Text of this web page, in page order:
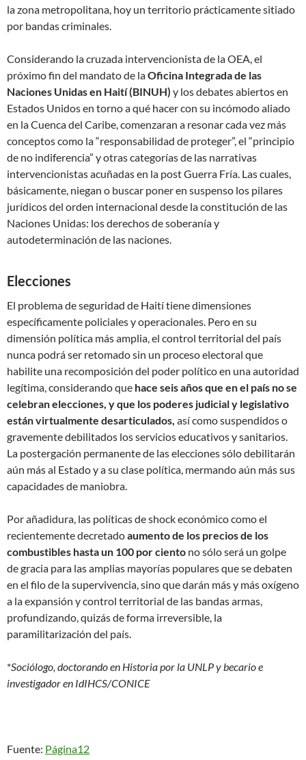
la zona metropolitana, hoy un territorio prácticamente sitiado
por bandas criminales.
Considerando la cruzada intervencionista de la OEA, el
próximo fin del mandato de laOficina Integrada de las
Naciones Unidas en Haití (BINUH) y los debates abiertos en
Estados Unidos en torno a qué hacer con su incómodo aliado
en la Cuenca del Caribe, comenzaran a resonar cada vez más
conceptos como la “responsabilidad de proteger”, el “principio
de no indiferencia” y otras categorías de las narrativas
intervencionistas acuñadas en la post Guerra Fría. Las cuales,
básicamente, niegan o buscar poner en suspenso los pilares
jurídicos del orden internacional desde la constitución de las
Naciones Unidas: los derechos de soberanía y
autodeterminación de las naciones.
Elecciones
El problema de seguridad de Haití tiene dimensiones
específicamente policiales y operacionales. Pero en su
dimensión política más amplia, el control territorial del país
nunca podrá ser retomado sin un proceso electoral que
habilite una recomposición del poder político en una autoridad
legítima, considerando que hace seis años que en el país no se
celebran elecciones, y que los poderes judicial y legislativo
están virtualmente desarticulados, así como suspendidos o
gravemente debilitados los servicios educativos y sanitarios.
La postergación permanente de las elecciones sólo debilitarán
aún más al Estado y a su clase política, mermando aún más sus
capacidades de maniobra.
Por añadidura, las políticas de shock económico como el
recientemente decretadoaumento de los precios de los
combustibles hasta un 100 por ciento no sólo será un golpe
de gracia para las amplias mayorías populares que se debaten
en el filo de la supervivencia, sino que darán más y más oxígeno
a la expansión y control territorial de las bandas armas,
profundizando, quizás de forma irreversible, la
paramilitarización del país.
*Sociólogo, doctorando en Historia por la UNLP y becario e
investigador en IdIHCS/CONICE
Fuente: Página12